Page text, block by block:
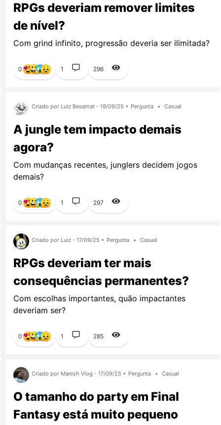
RPGs deveriam remover limites
de nível?
Com grind infinito, progressão deveria ser ilimitada?
0 1 296
Criado por Luiz Besamat - 19/09/25 • Pergunta • Casual
A jungle tem impacto demais
agora?
Com mudanças recentes, junglers decidem jogos
demais?
0 1 297
Criado por Luiz - 17/09/25 • Pergunta • Casual
RPGs deveriam ter mais
consequências permanentes?
Com escolhas importantes, quão impactantes
deveriam ser?
0 1 285
Criado por Manish Vlog - 17/09/25 • Pergunta • Casual
O tamanho do party em Final
Fantasy está muito pequeno